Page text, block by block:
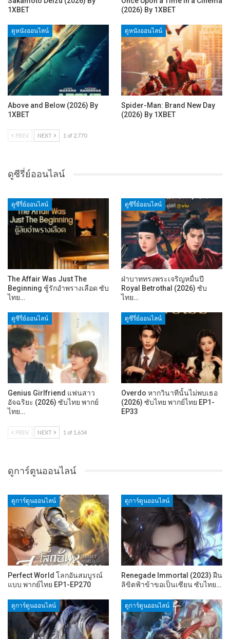
1XBET
(2026) By 1XBET
ดูหนังออนไลน์
Above and Below (2026) By
1XBET
ดูหนังออนไลน์
Spider-Man: Brand New Day
(2026) By 1XBET
PREV NEXT 1 of 2,770
ดูซีรี่ย์ออนไลน์
ดูซีรี่ย์ออนไลน์
The Affair Was Just The
Beginning ชู้รักอำพรางเลือด ซับ
ไทย…
ดูซีรี่ย์ออนไลน์
ฝ่าบาททรงพระเจริญหมื่นปี
Royal Betrothal (2026) ซับ
ไทย…
ดูซีรี่ย์ออนไลน์
Genius Girlfriend แฟนสาว
อัจฉริยะ (2026) ซับไทย พากย์
ไทย…
ดูซีรี่ย์ออนไลน์
Overdo หากวินาทีนั้นไม่พบเธอ
(2026) ซับไทย พากย์ไทย EP1-
EP33
PREV NEXT 1 of 1,654
ดูการ์ตูนออนไลน์
ดูการ์ตูนออนไลน์
Perfect World โลกอันสมบูรณ์
แบบ พากย์ไทย EP1-EP270
ดูการ์ตูนออนไลน์
Renegade Immortal (2023) ฝืน
ลิขิตฟ้าข้าขอเป็นเซียน ซับไทย…
ดูการ์ตูนออนไลน์ ดูการ์ตูนออนไลน์